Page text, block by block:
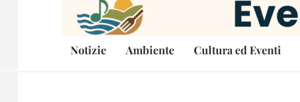
Notizie Ambiente Cultura ed Eventi